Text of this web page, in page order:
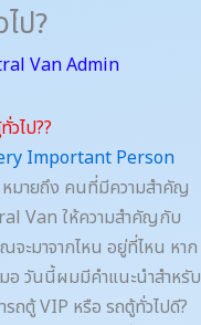
ป?
Van Admin
วไป??
Important Person
มายถึง คนที่มีความสำคัญ
Van ให้ความสำคัญกับ
จะมาจากไหน อยู่ที่ไหน หาก
วันนี้ผมมีคำแนะนำสำหรับ
รถตู้ VIP หรือ รถตู้ทั่วไปดี?